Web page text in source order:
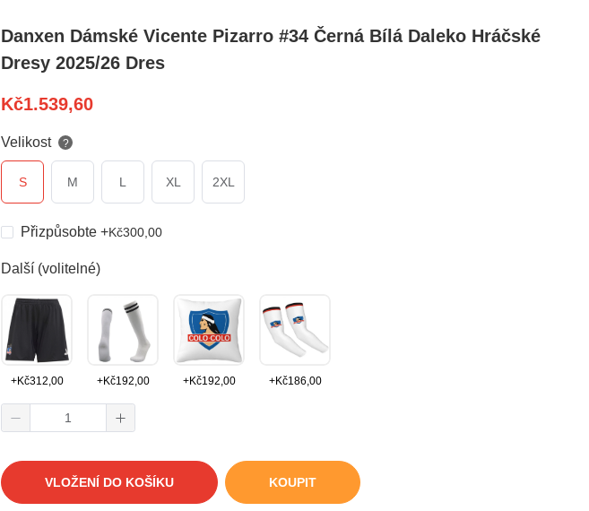
Danxen Dámské Vicente Pizarro #34 Černá Bílá Daleko Hráčské
Dresy 2025/26 Dres
Kč1.539,60
Velikost ?
S M L XL 2XL
Přizpůsobte +Kč300,00
Další (volitelné)
+Kč312,00 +Kč192,00 +Kč192,00 +Kč186,00
VLOŽENÍ DO KOŠÍKU KOUPIT